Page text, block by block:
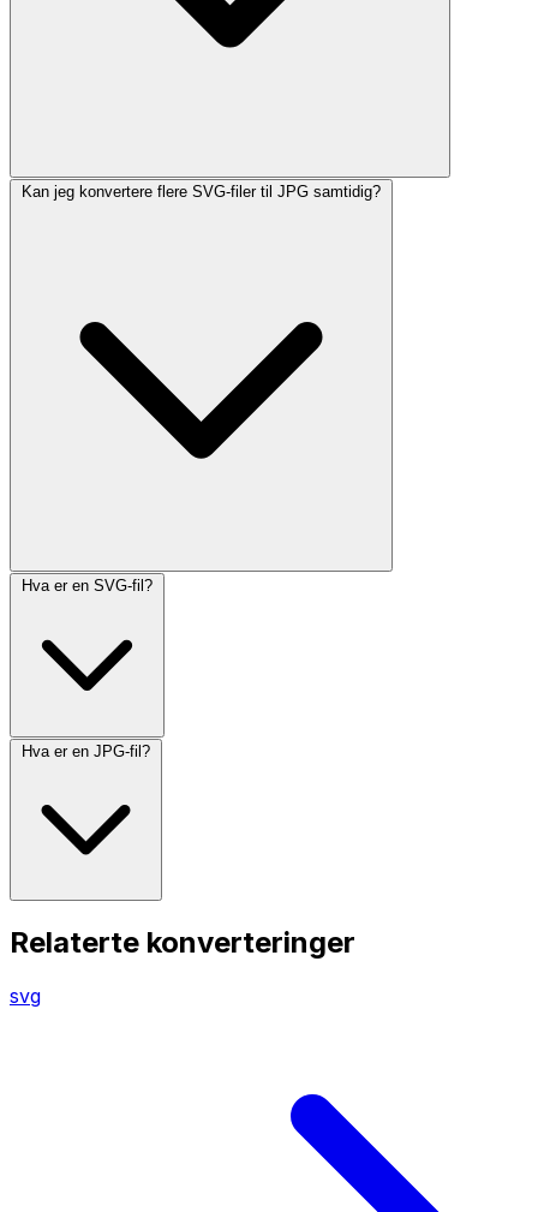
Kan jeg konvertere flere SVG-filer til JPG samtidig?
Hva er en SVG-fil?
Hva er en JPG-fil?
Relaterte konverteringer
svg